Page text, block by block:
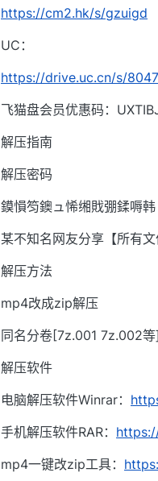
https://cm2.hk/s/gzuigd
UC：
https://drive.uc.cn/s/
飞猫盘会员优惠码：
解压指南
解压密码
鏌愪笉鐭ュ悕缃戝弸鍒嗕韩
某不知名网友分享【所有文
解压方法
mp4改成zip解压
同名分卷[7z.001 7z.002
解压软件
电脑解压软件Winrar：
手机解压软件RAR：
mp4一键改zip工具：